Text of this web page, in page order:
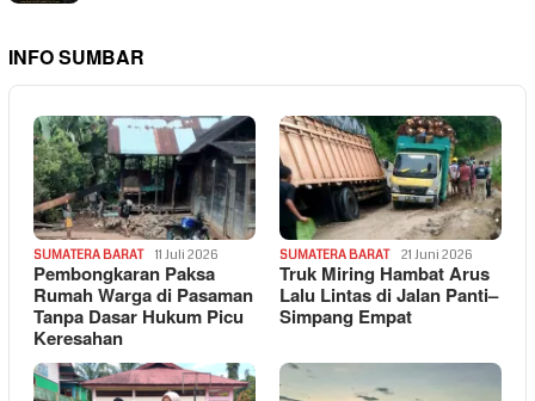
INFO SUMBAR
SUMATERA BARAT 11 Juli 2026
Pembongkaran Paksa
Rumah Warga di Pasaman
Tanpa Dasar Hukum Picu
Keresahan
SUMATERA BARAT 21 Juni 2026
Truk Miring Hambat Arus
Lalu Lintas di Jalan Panti–
Simpang Empat